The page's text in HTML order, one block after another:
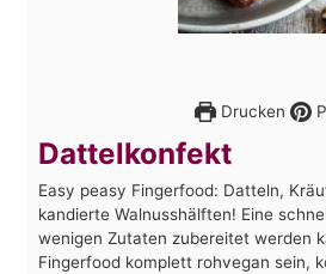
Drucken
Dattelkonfekt
Easy peasy Fingerfood: Datteln,
kandierte Walnusshälften! Eine
wenigen Zutaten zubereitet werden
Fingerfood komplett rohvegan sein,